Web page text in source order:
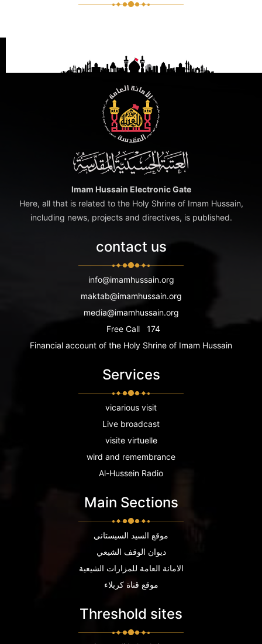
Imam Hussain Electronic Gate
Here, all that is related to the Holy Shrine of Imam Hussain,
including news, projects and directives, is published.
contact us
info@imamhussain.org
maktab@imamhussain.org
media@imamhussain.org
Free Call
174
Financial account of the Holy Shrine of Imam Hussain
Services
vicarious visit
Live broadcast
visite virtuelle
wird and remembrance
Al-Hussein Radio
Main Sections
موقع السيد السيستاني
ديوان الوقف الشيعي
الامانة العامة للمزارات الشيعية
موقع قناة كربلاء
Threshold sites